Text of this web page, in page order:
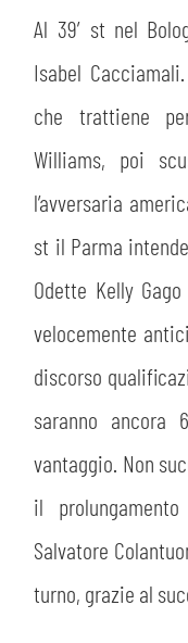
Al 39′ st nel
Isabel
che trattiene
Williams, poi
l’avversaria
st il Parma
Odette Kelly
velocemente
discorso
saranno ancora
vantaggio. Non
il
Salvatore
turno, grazie al